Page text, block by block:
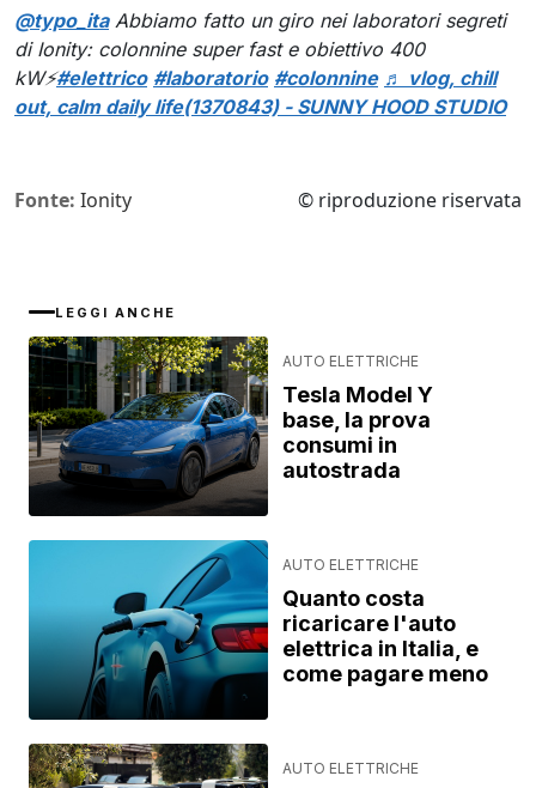
@typo_itaAbbiamo fatto un giro nei laboratori segreti
di Ionity: colonnine super fast e obiettivo 400
kW⚡️#elettrico #laboratorio #colonnine ♬ vlog, chill
out, calm daily life(1370843) - SUNNY HOOD STUDIO
Fonte: Ionity © riproduzione riservata
LEGGI ANCHE
AUTO ELETTRICHE
Tesla Model Y
base, la prova
consumi in
autostrada
AUTO ELETTRICHE
Quanto costa
ricaricare l'auto
elettrica in Italia, e
come pagare meno
AUTO ELETTRICHE